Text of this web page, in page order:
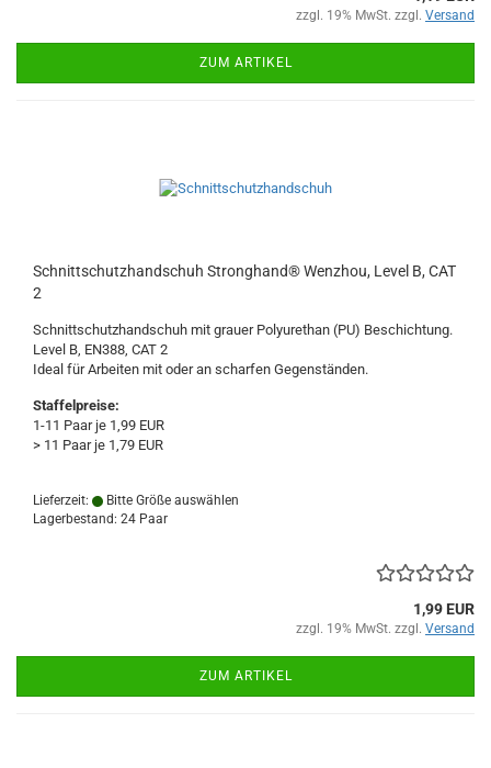
zzgl. 19% MwSt. zzgl. Versand
ZUM ARTIKEL
Schnittschutzhandschuh Stronghand® Wenzhou, Level B, CAT
2
Schnittschutzhandschuh mit grauer Polyurethan (PU) Beschichtung.
Level B, EN388, CAT 2
Ideal für Arbeiten mit oder an scharfen Gegenständen.
Staffelpreise:
1-11 Paar je 1,99 EUR
> 11 Paar je 1,79 EUR
Lieferzeit:
Bitte Größe auswählen
Lagerbestand: 24 Paar
1,99 EUR
zzgl. 19% MwSt. zzgl. Versand
ZUM ARTIKEL